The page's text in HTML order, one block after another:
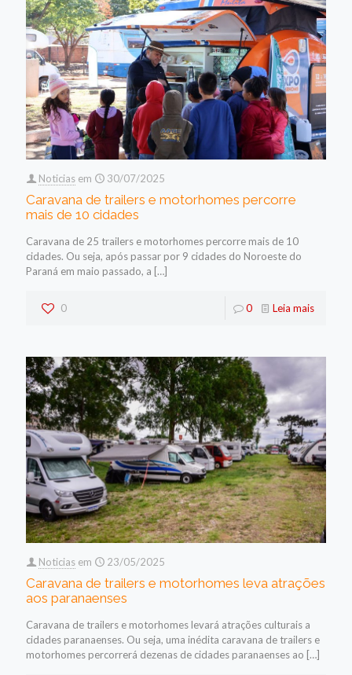
Noticias em 30/07/2025
Caravana de trailers e motorhomes percorre
mais de 10 cidades
Caravana de 25 trailers e motorhomes percorre mais de 10
cidades. Ou seja, após passar por 9 cidades do Noroeste do
Paraná em maio passado, a […]
0 0 Leia mais
Noticias em 23/05/2025
Caravana de trailers e motorhomes leva atrações
aos paranaenses
Caravana de trailers e motorhomes levará atrações culturais a
cidades paranaenses. Ou seja, uma inédita caravana de trailers e
motorhomes percorrerá dezenas de cidades paranaenses ao […]